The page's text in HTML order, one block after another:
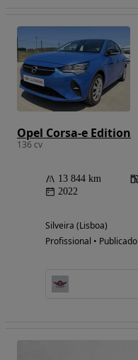
Opel Corsa-e Edition
136 cv
13 844 km
2022
Silveira (Lisboa)
Profissional • Publicado